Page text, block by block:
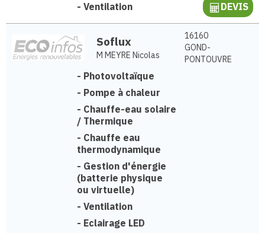
- Ventilation DEVIS
Soflux
M MEYRE Nicolas
16160
GOND-
PONTOUVRE
- Photovoltaïque
- Pompe à chaleur
- Chauffe-eau solaire
/ Thermique
- Chauffe eau
thermodynamique
- Gestion d'énergie
(batterie physique
ou virtuelle)
- Ventilation
- Eclairage LED